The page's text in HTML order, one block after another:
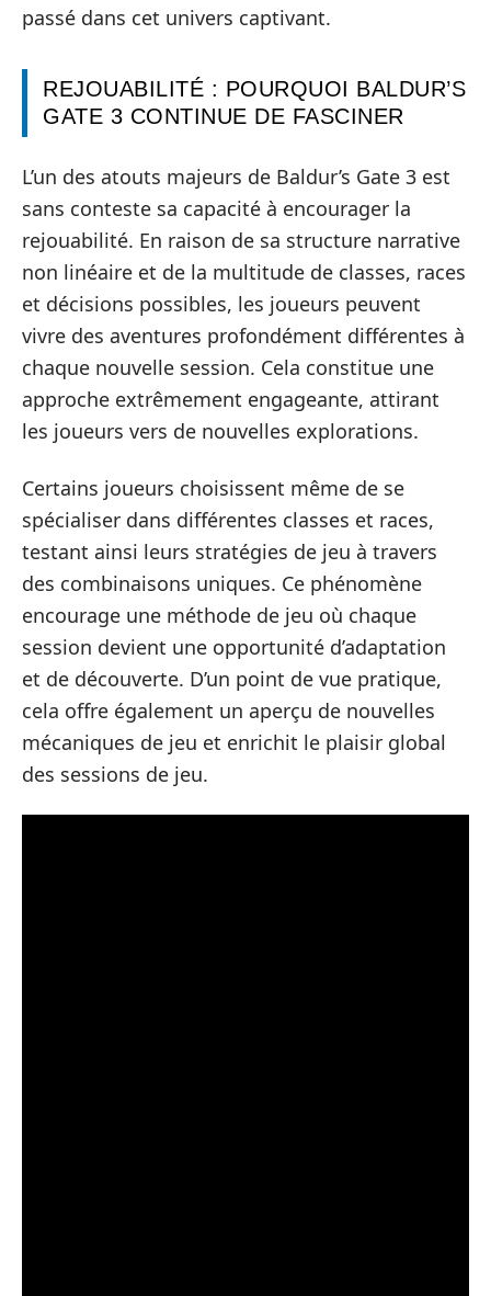
passé dans cet univers captivant.
REJOUABILITÉ : POURQUOI BALDUR’S
GATE 3 CONTINUE DE FASCINER
L’un des atouts majeurs de Baldur’s Gate 3 est
sans conteste sa capacité à encourager la
rejouabilité. En raison de sa structure narrative
non linéaire et de la multitude de classes, races
et décisions possibles, les joueurs peuvent
vivre des aventures profondément différentes à
chaque nouvelle session. Cela constitue une
approche extrêmement engageante, attirant
les joueurs vers de nouvelles explorations.
Certains joueurs choisissent même de se
spécialiser dans différentes classes et races,
testant ainsi leurs stratégies de jeu à travers
des combinaisons uniques. Ce phénomène
encourage une méthode de jeu où chaque
session devient une opportunité d’adaptation
et de découverte. D’un point de vue pratique,
cela offre également un aperçu de nouvelles
mécaniques de jeu et enrichit le plaisir global
des sessions de jeu.